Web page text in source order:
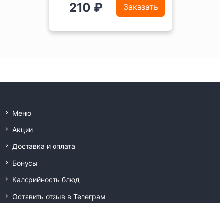
210 ₽ Заказать
Меню
Акции
Доставка и оплата
Бонусы
Калорийность блюд
Оставить отзыв в Телеграм